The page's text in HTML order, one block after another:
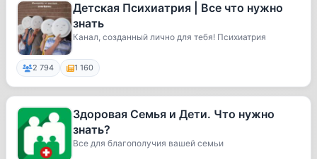
Детская Психиатрия | Все что нужно
знать
Канал, созданный лично для тебя! Психиатрия
2 794 1 160
Здоровая Семья и Дети. Что нужно
знать?
Все для благополучия вашей семьи